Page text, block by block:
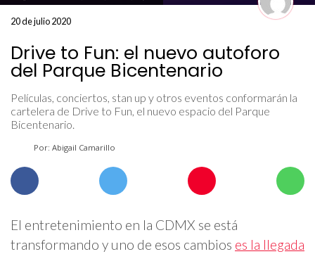
20 de julio 2020
Drive to Fun: el nuevo autoforo
del Parque Bicentenario
Películas, conciertos, stan up y otros eventos conformarán la
cartelera de Drive to Fun, el nuevo espacio del Parque
Bicentenario.
Por: Abigail Camarillo
El entretenimiento en la CDMX se está
transformando y uno de esos cambios es la llegada